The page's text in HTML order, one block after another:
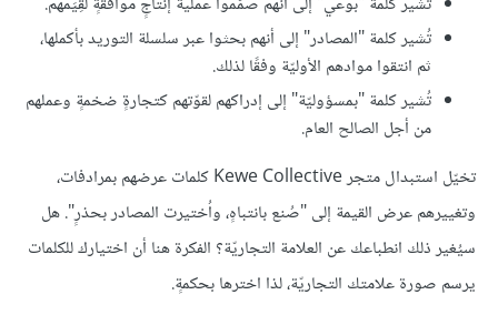
تُشير كلمة "المصادر" إلى أنهم بحثوا عبر سلسلة التوريد بأكملها،
ثم انتقوا موادهم الأوليّة وفقًا لذلك.
تُشير كلمة "بمسؤوليّة" إلى إدراكهم لقوّتهم كتجارةٍ ضخمةٍ وعملهم
من أجل الصالح العام.
تخيّل استبدال متجر Kewe Collective كلمات عرضهم بمرادفات،
وتغييرهم عرض القيمة إلى "صُنع بانتباهٍ، واُختيرت المصادر بحذرٍ". هل
سيُغير ذلك انطباعك عن العلامة التجاريّة؟ الفكرة هنا أن اختيارك للكلمات
يرسم صورة علامتك التجاريّة، لذا اخترها بحكمةٍ.